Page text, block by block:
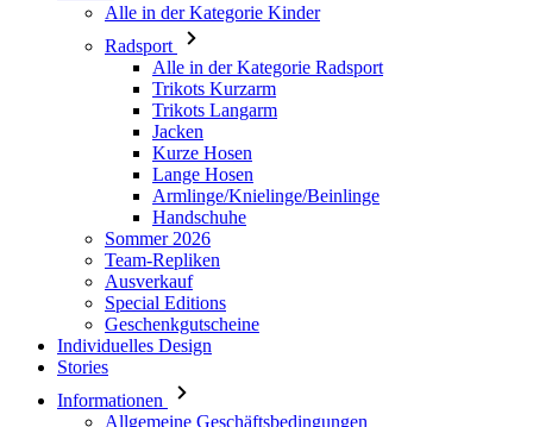
Trikots Langarm
Jacken
Kurze Hosen
Lange Hosen
Armlinge/Knielinge/Beinlinge
Handschuhe
Sommer 2026
Team-Repliken
Ausverkauf
Special Editions
Geschenkgutscheine
Individuelles Design
Stories
Informationen
Allgemeine Geschäftsbedingungen
Datenschutz
Rücksendung
Kalas Geschichte
Cookies